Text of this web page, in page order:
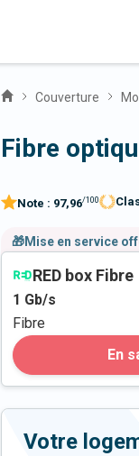
Couverture
Fibre
Note : 97,96/100
🎁Mise en service
RED box Fibre
1 Gb/s
Fibre
En
Votre